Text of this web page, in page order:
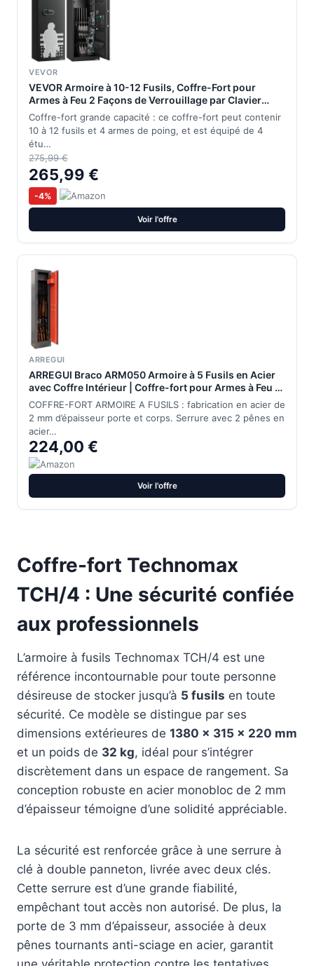
VEVOR
VEVOR Armoire à 10-12 Fusils, Coffre-Fort pour
Armes à Feu 2 Façons de Verrouillage par Clavier
Numérique et Clés, avec 4 Poches pour Pistolets et 3
Supports Réglables, Domicile, Assemblage Requis
Coffre-fort grande capacité : ce coffre-fort peut contenir
10 à 12 fusils et 4 armes de poing, et est équipé de 4
étu…
275,99 €
265,99 €
-4%
Voir l'offre
ARREGUI
ARREGUI Braco ARM050 Armoire à 5 Fusils en Acier
avec Coffre Intérieur | Coffre-fort pour Armes à Feu |
FRANCE et ITALIE : valide toutes armes à feu |
ESPAGNE : non homologué
COFFRE-FORT ARMOIRE A FUSILS : fabrication en acier de
2 mm d’épaisseur porte et corps. Serrure avec 2 pênes en
acier…
224,00 €
Voir l'offre
Coffre-fort Technomax
TCH/4 : Une sécurité confiée
aux professionnels
L’armoire à fusils Technomax TCH/4 est une
référence incontournable pour toute personne
désireuse de stocker jusqu’à 5 fusils en toute
sécurité. Ce modèle se distingue par ses
dimensions extérieures de 1380 x 315 x 220 mm
et un poids de 32 kg, idéal pour s’intégrer
discrètement dans un espace de rangement. Sa
conception robuste en acier monobloc de 2 mm
d’épaisseur témoigne d’une solidité appréciable.
La sécurité est renforcée grâce à une serrure à
clé à double panneton, livrée avec deux clés.
Cette serrure est d’une grande fiabilité,
empêchant tout accès non autorisé. De plus, la
porte de 3 mm d’épaisseur, associée à deux
pênes tournants anti-sciage en acier, garantit